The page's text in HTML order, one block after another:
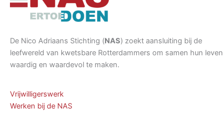
De Nico Adriaans Stichting (NAS) zoekt aansluiting bij de
leefwereld van kwetsbare Rotterdammers om samen hun leven
waardig en waardevol te maken.
Vrijwilligerswerk
Werken bij de NAS